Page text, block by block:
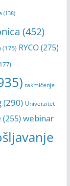
(138)
(452)
(175) RYCO(275)
takmičenje
(290) Univerzitet
(255) webinar